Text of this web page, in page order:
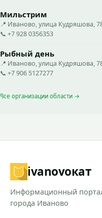
Мильстрим
📍 Иваново, улица Кудряшова,
📞 +7 928 0356353
Рыбный день
📍 Иваново, улица Кудряшова,
📞 +7 906 5127277
Все организации области →
ivanovoкат
Информационный
города Иваново